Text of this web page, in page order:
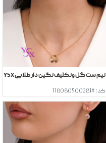
نیم ست گل ونکلیف نگین دار طلایی YSX
کد: #118080500281